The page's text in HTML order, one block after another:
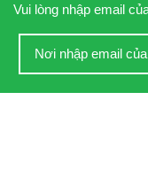
Vui lòng nhập email